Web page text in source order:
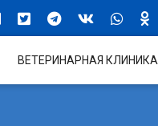
ВЕТЕРИНАРНАЯ КЛИНИКА